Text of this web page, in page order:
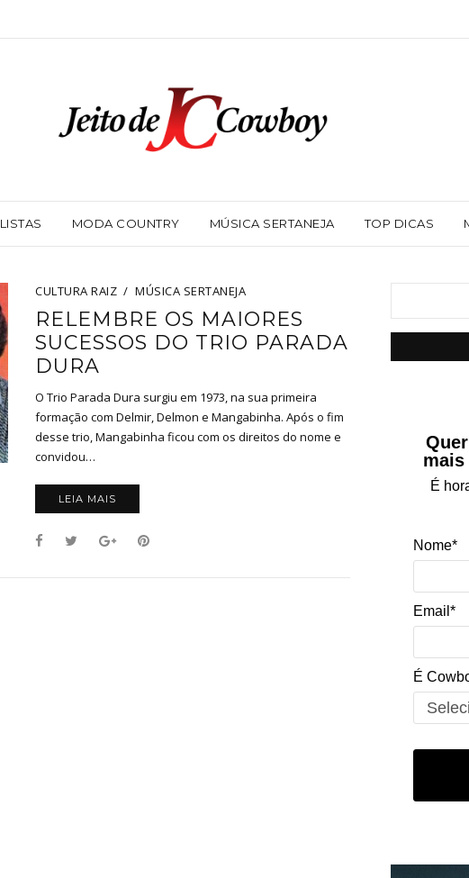
LISTAS MODA COUNTRY MÚSICA SERTANEJA TOP DICAS
CULTURA RAIZ MÚSICA SERTANEJA
RELEMBRE OS MAIORES
SUCESSOS DO TRIO PARADA
DURA
O Trio Parada Dura surgiu em 1973, na sua primeira
formação com Delmir, Delmon e Mangabinha. Após o fim
desse trio, Mangabinha ficou com os direitos do nome e
convidou…
LEIA MAIS
É
Nome*
Email*
É